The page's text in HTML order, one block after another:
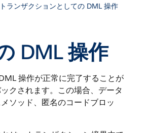
ランザクションとしての DML 操作
DML 操作
操作が正常に完了することが
クされます。この場合、データ
ソッド、匿名のコードブロッ